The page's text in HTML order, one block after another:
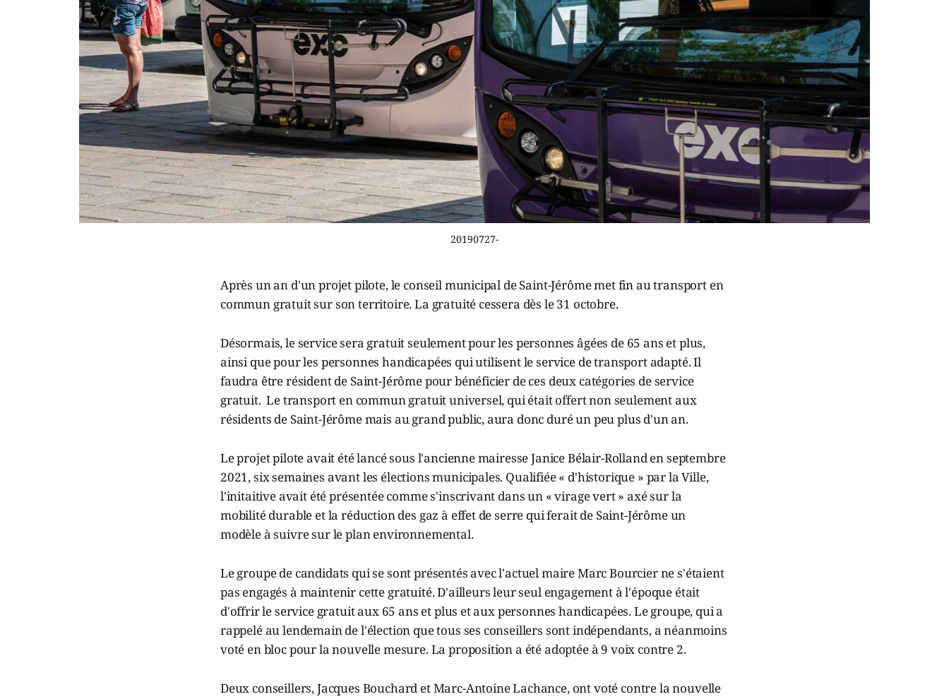
20190727-
Après un an d'un projet pilote, le conseil municipal de Saint-Jérôme met fin au transport en
commun gratuit sur son territoire. La gratuité cessera dès le 31 octobre.
Désormais, le service sera gratuit seulement pour les personnes âgées de 65 ans et plus,
ainsi que pour les personnes handicapées qui utilisent le service de transport adapté. Il
faudra être résident de Saint-Jérôme pour bénéficier de ces deux catégories de service
gratuit. Le transport en commun gratuit universel, qui était offert non seulement aux
résidents de Saint-Jérôme mais au grand public, aura donc duré un peu plus d'un an.
Le projet pilote avait été lancé sous l'ancienne mairesse Janice Bélair-Rolland en septembre
2021, six semaines avant les élections municipales. Qualifiée « d'historique » par la Ville,
l'initaitive avait été présentée comme s'inscrivant dans un « virage vert » axé sur la
mobilité durable et la réduction des gaz à effet de serre qui ferait de Saint-Jérôme un
modèle à suivre sur le plan environnemental.
Le groupe de candidats qui se sont présentés avec l'actuel maire Marc Bourcier ne s'étaient
pas engagés à maintenir cette gratuité. D'ailleurs leur seul engagement à l'époque était
d'offrir le service gratuit aux 65 ans et plus et aux personnes handicapées. Le groupe, qui a
rappelé au lendemain de l'élection que tous ses conseillers sont indépendants, a néanmoins
voté en bloc pour la nouvelle mesure. La proposition a été adoptée à 9 voix contre 2.
Deux conseillers, Jacques Bouchard et Marc-Antoine Lachance, ont voté contre la nouvelle